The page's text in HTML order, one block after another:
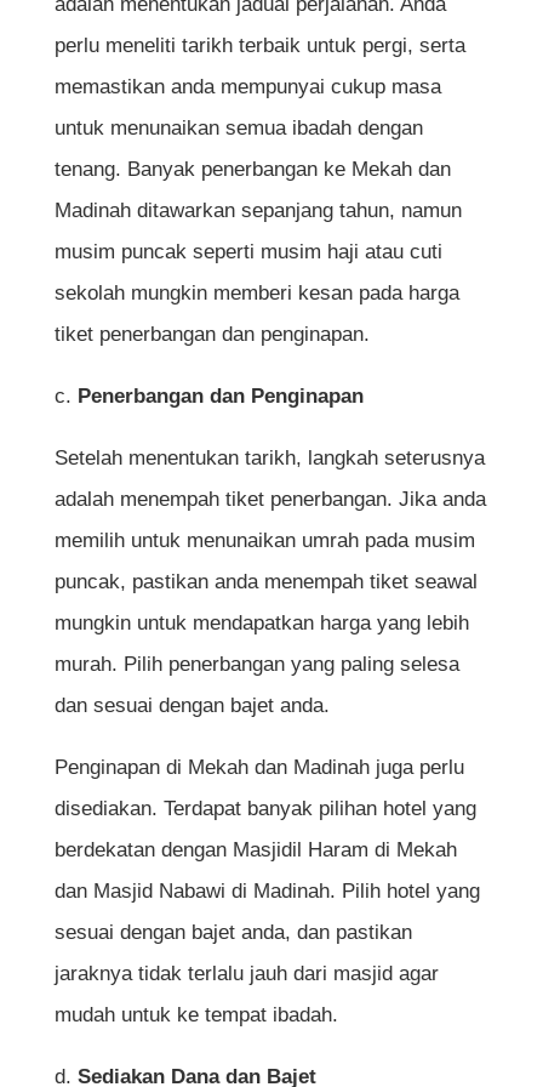
perlu meneliti tarikh terbaik untuk pergi, serta
memastikan anda mempunyai cukup masa
untuk menunaikan semua ibadah dengan
tenang. Banyak penerbangan ke Mekah dan
Madinah ditawarkan sepanjang tahun, namun
musim puncak seperti musim haji atau cuti
sekolah mungkin memberi kesan pada harga
tiket penerbangan dan penginapan.
c. Penerbangan dan Penginapan
Setelah menentukan tarikh, langkah seterusnya
adalah menempah tiket penerbangan. Jika anda
memilih untuk menunaikan umrah pada musim
puncak, pastikan anda menempah tiket seawal
mungkin untuk mendapatkan harga yang lebih
murah. Pilih penerbangan yang paling selesa
dan sesuai dengan bajet anda.
Penginapan di Mekah dan Madinah juga perlu
disediakan. Terdapat banyak pilihan hotel yang
berdekatan dengan Masjidil Haram di Mekah
dan Masjid Nabawi di Madinah. Pilih hotel yang
sesuai dengan bajet anda, dan pastikan
jaraknya tidak terlalu jauh dari masjid agar
mudah untuk ke tempat ibadah.
d. Sediakan Dana dan Bajet